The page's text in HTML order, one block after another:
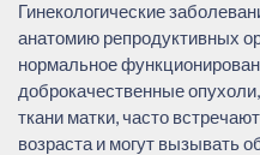
Гинекологические
анатомию репродуктивных
нормальное
доброкачественные
ткани матки, часто
возраста и могут вызывать